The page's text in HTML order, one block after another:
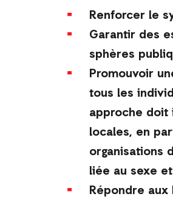
Renforcer le
Garantir des
sphères
Promouvoir
tous les
approche doit
locales, en
organisations
liée au sexe
Répondre